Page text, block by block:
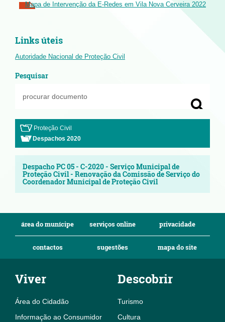
Mapa de Intervenção da E-Redes em Vila Nova Cerveira 2022
Links úteis
Autoridade Nacional de Proteção Civil
Pesquisar
Proteção Civil
Despachos 2020
Despacho PC 05 - C-2020 - Serviço Municipal de
Proteção Civil - Renovação da Comissão de Serviço do
Coordenador Municipal de Proteção Civil
área do munícipe serviços online privacidade
contactos sugestões mapa do site
Viver
Área do Cidadão
Informação ao Consumidor
Descobrir
Turismo
Cultura